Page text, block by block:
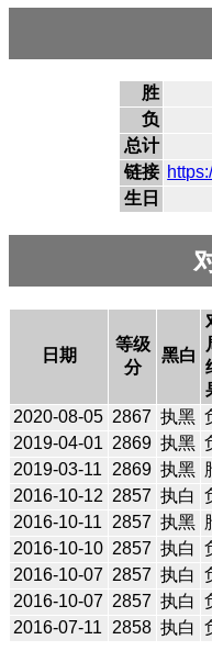
胜
负
总计
链接
生日
日期
等级
分
黑白
2020-08-05 2867 执黑
2019-04-01 2869 执黑
2019-03-11
2869 执黑
2016-10-12 2857 执白
2016-10-11
2857 执黑
2016-10-10 2857 执白
2016-10-07 2857 执白
2016-10-07 2857 执白
2016-07-11
2858 执白